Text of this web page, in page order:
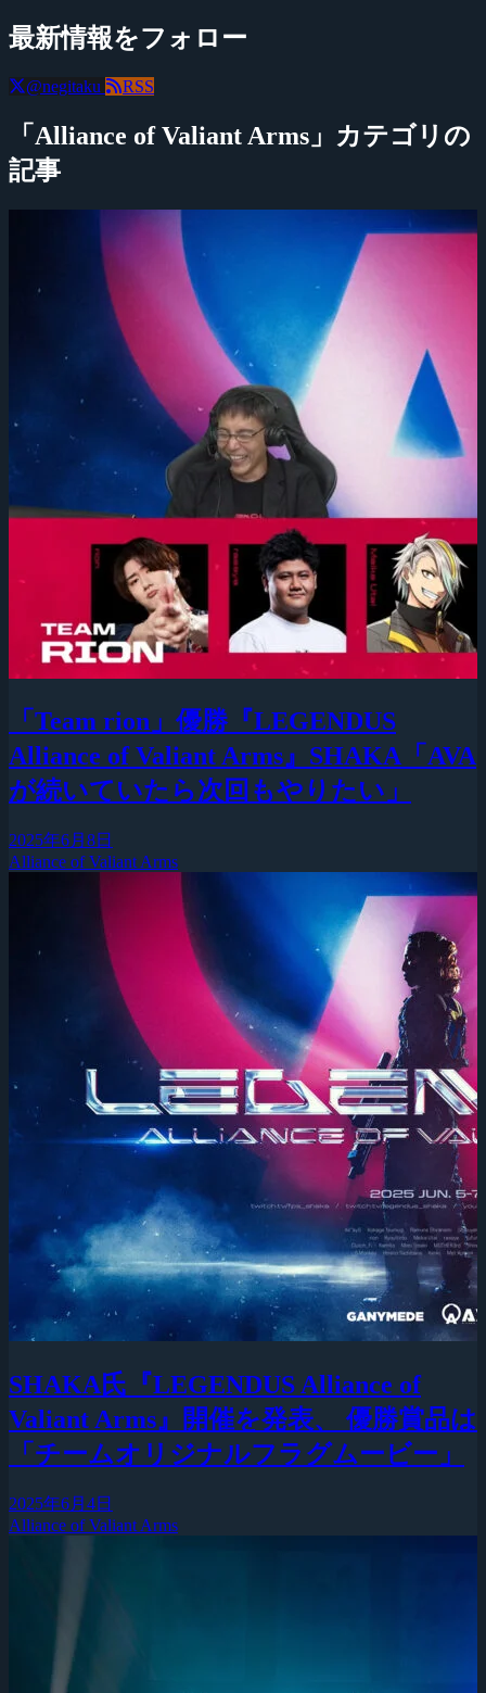
最新情報をフォロー
@negitaku RSS
「Alliance of Valiant Arms」カテゴリの
記事
「Team rion」優勝『LEGENDUS
Alliance of Valiant Arms』SHAKA「AVA
が続いていたら次回もやりたい」
2025年6月8日
Alliance of Valiant Arms
SHAKA氏『LEGENDUS Alliance of
Valiant Arms』開催を発表、 優勝賞品は
「チームオリジナルフラグムービー」
2025年6月4日
Alliance of Valiant Arms